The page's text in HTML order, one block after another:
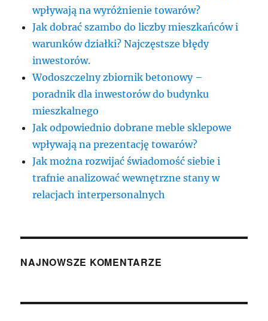
wpływają na wyróżnienie towarów?
Jak dobrać szambo do liczby mieszkańców i
warunków działki? Najczęstsze błędy
inwestorów.
Wodoszczelny zbiornik betonowy –
poradnik dla inwestorów do budynku
mieszkalnego
Jak odpowiednio dobrane meble sklepowe
wpływają na prezentację towarów?
Jak można rozwijać świadomość siebie i
trafnie analizować wewnętrzne stany w
relacjach interpersonalnych
NAJNOWSZE KOMENTARZE